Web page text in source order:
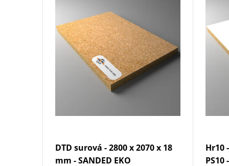
DTD surová - 2800 x 2070 x 18
mm - SANDED EKO
Hr10
PS10